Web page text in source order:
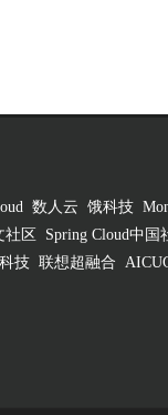
数人云 饿科技
社区 Spring Cloud中国
技 联想超融合